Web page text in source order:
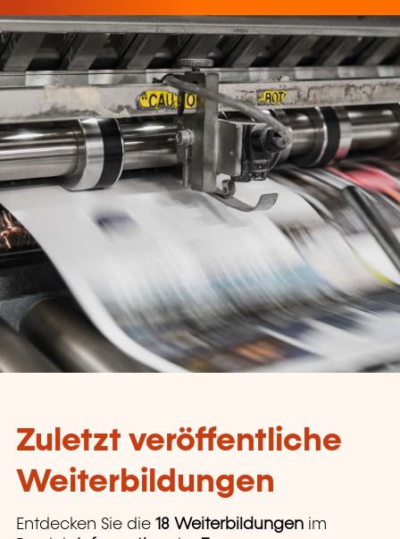
Zuletzt veröffentliche
Weiterbildungen
Entdecken Sie die 18 Weiterbildungen im